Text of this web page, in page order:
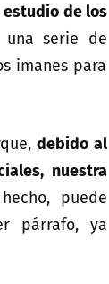
de los
serie de
imanes para
debido al
nuestra
puede
párrafo, ya